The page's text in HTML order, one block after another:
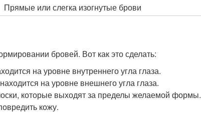
Прямые или слегка изогнутые брови
бровей. Вот как это сделать:
на уровне внутреннего угла глаза.
на уровне внешнего угла глаза.
которые выходят за пределы желаемой формы.
кожу.